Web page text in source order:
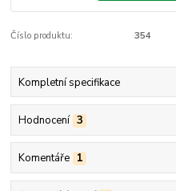
Číslo produktu: 354
Kompletní specifikace
Hodnocení 3
Komentáře 1